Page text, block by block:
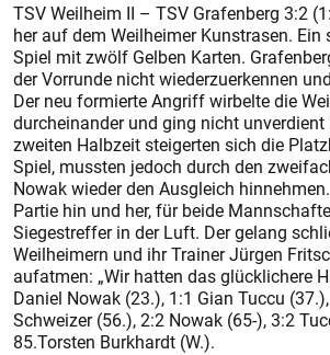
TSV Weilheim II ­– TSV Grafenberg 3:2
her auf dem Weilheimer Kunstrasen. Ein
Spiel mit zwölf Gelben Karten.
der Vorrunde nicht wiederzuerkennen
Der neu formierte Angriff wirbelte die
durcheinander und ging nicht unverdient
zweiten Halbzeit steigerten sich die
Spiel, mussten jedoch durch den
Nowak wieder den Ausgleich
Partie hin und her, für beide
Siegestreffer in der Luft. Der gelang
Weilheimern und ihr Trainer Jürgen
aufatmen: „Wir hatten das glücklichere
Daniel Nowak (23.), 1:1 Gian Tuccu
Schweizer (56.), 2:2 Nowak (65-), 3:2
85.Torsten Burkhardt (W.).